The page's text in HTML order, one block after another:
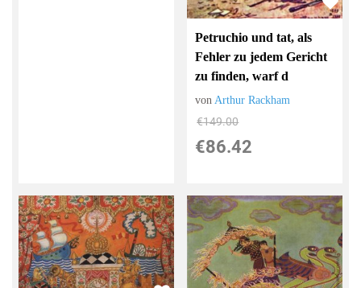
Petruchio und tat, als
Fehler zu jedem Gericht
zu finden, warf d
von Arthur Rackham
€149.00
€86.42